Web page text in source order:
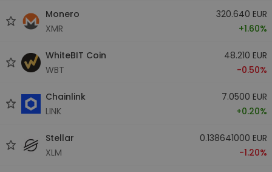
Monero
XMR
320.640 EUR
+1.60%
WhiteBIT Coin
WBT
48.210 EUR
-0.50%
Chainlink
LINK
7.0500 EUR
+0.20%
Stellar
XLM
0.138641000 EUR
-1.20%